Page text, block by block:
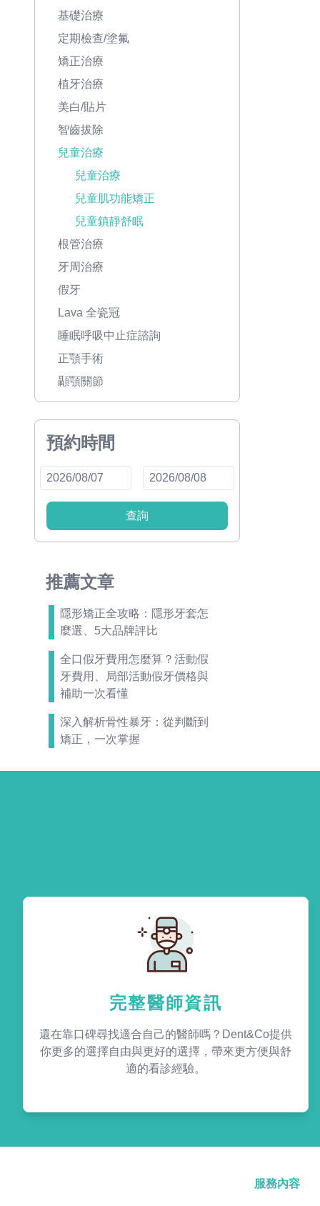
基礎治療
定期檢查/塗氟
矯正治療
植牙治療
美白/貼片
智齒拔除
兒童治療
兒童治療
兒童肌功能矯正
兒童鎮靜舒眠
根管治療
牙周治療
假牙
Lava 全瓷冠
睡眠呼吸中止症諮詢
正顎手術
顳顎關節
預約時間
查詢
推薦文章
隱形矯正全攻略：隱形牙套怎
麼選、5大品牌評比
全口假牙費用怎麼算？活動假
牙費用、局部活動假牙價格與
補助一次看懂
深入解析骨性暴牙：從判斷到
矯正，一次掌握
完整醫師資訊
還在靠口碑尋找適合自己的醫師嗎？Dent&Co提供
你更多的選擇自由與更好的選擇，帶來更方便與舒
適的看診經驗。
服務內容